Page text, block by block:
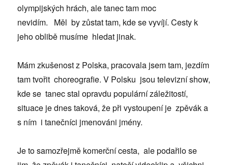
olympijských hrách, ale tanec tam moc
nevidím. Měl by zůstat tam, kde se vyvíjí. Cesty k
jeho oblibě musíme hledat jinak.
Mám zkušenost z Polska, pracovala jsem tam, jezdím
tam tvořit choreografie. V Polsku jsou televizní show,
kde se tanec stal opravdu populární záležitostí,
situace je dnes taková, že při vystoupení je zpěvák a
s ním i tanečníci jmenováni jmény.
Je to samozřejmě komerční cesta, ale podařilo se